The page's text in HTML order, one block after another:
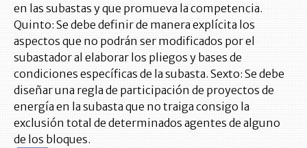
en las subastas y que promueva la competencia.
Quinto: Se debe definir de manera explícita los
aspectos que no podrán ser modificados por el
subastador al elaborar los pliegos y bases de
condiciones específicas de la subasta. Sexto: Se debe
diseñar una regla de participación de proyectos de
energía en la subasta que no traiga consigo la
exclusión total de determinados agentes de alguno
de los bloques.